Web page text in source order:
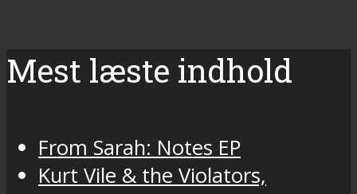
Mest læste indhold
From Sarah: Notes EP
Kurt Vile & the Violators,